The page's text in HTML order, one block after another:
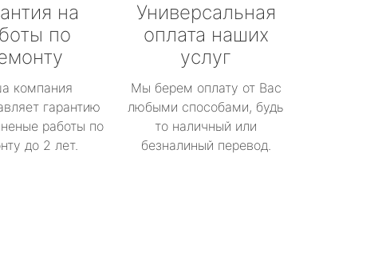
на
по
компания
гарантию
работы по
до 2 лет.
Универсальная
оплата наших
услуг
Мы берем оплату от Вас
любыми способами, будь
то наличный или
безналиный перевод.